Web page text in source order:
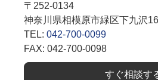
〒252-0134
神奈川県相模原市緑区下九沢
TEL: 042-700-0099
FAX: 042-700-0098
すぐ相談す